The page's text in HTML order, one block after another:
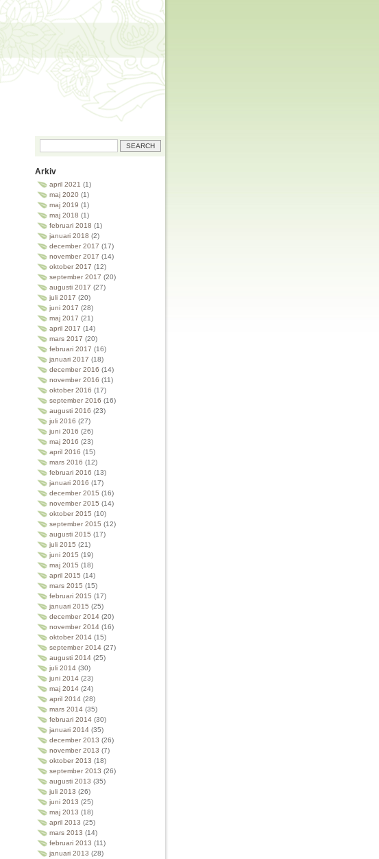
Arkiv
april 2021 (1)
maj 2020 (1)
maj 2019 (1)
maj 2018 (1)
februari 2018 (1)
januari 2018 (2)
december 2017 (17)
november 2017 (14)
oktober 2017 (12)
september 2017 (20)
augusti 2017 (27)
juli 2017 (20)
juni 2017 (28)
maj 2017 (21)
april 2017 (14)
mars 2017 (20)
februari 2017 (16)
januari 2017 (18)
december 2016 (14)
november 2016 (11)
oktober 2016 (17)
september 2016 (16)
augusti 2016 (23)
juli 2016 (27)
juni 2016 (26)
maj 2016 (23)
april 2016 (15)
mars 2016 (12)
februari 2016 (13)
januari 2016 (17)
december 2015 (16)
november 2015 (14)
oktober 2015 (10)
september 2015 (12)
augusti 2015 (17)
juli 2015 (21)
juni 2015 (19)
maj 2015 (18)
april 2015 (14)
mars 2015 (15)
februari 2015 (17)
januari 2015 (25)
december 2014 (20)
november 2014 (16)
oktober 2014 (15)
september 2014 (27)
augusti 2014 (25)
juli 2014 (30)
juni 2014 (23)
maj 2014 (24)
april 2014 (28)
mars 2014 (35)
februari 2014 (30)
januari 2014 (35)
december 2013 (26)
november 2013 (7)
oktober 2013 (18)
september 2013 (26)
augusti 2013 (35)
juli 2013 (26)
juni 2013 (25)
maj 2013 (18)
april 2013 (25)
mars 2013 (14)
februari 2013 (11)
januari 2013 (28)